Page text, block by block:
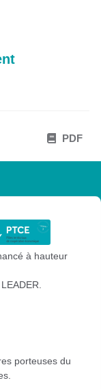
PDF
à hauteur
porteuses du